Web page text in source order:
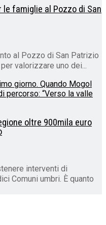
famiglie al Pozzo di San
al Pozzo di San Patrizio
valorizzare uno dei...
oltre 900mila euro
interventi di
Comuni umbri. È quanto